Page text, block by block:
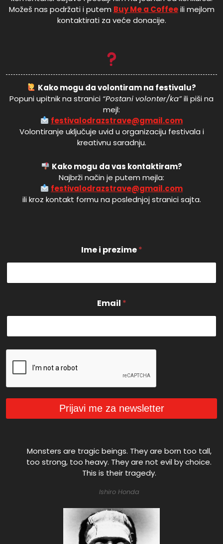
Možeš nas podržati i putem Buy Me a Coffeeili mejlom
kontaktirati za veće donacije.
Kako mogu da volontiram na festivalu?
Popuni upitnik na stranici “Postani volonter/ka”ili piši na
mejl:
festivalodrazstrave@gmail.com
Volontiranje uključuje uvid u organizaciju festivala i
kreativnu saradnju.
Kako mogu da vas kontaktiram?
Najbrži način je putem mejla:
festivalodrazstrave@gmail.com
ili kroz kontakt formu na poslednjoj stranici sajta.
Ime i prezime*
*
p
e
i
Email *
Prijavi me za newsletter
Monsters are tragic beings. They are born too tall,
too strong, too heavy. They are not evil by choice.
This is their tragedy.
Ishiro Honda